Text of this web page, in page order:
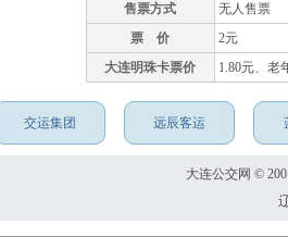
售票方式
无人售票
票 价
2元
大连明珠卡票价
1.80元、老
交运集团 远辰客运
大连公交网 ©